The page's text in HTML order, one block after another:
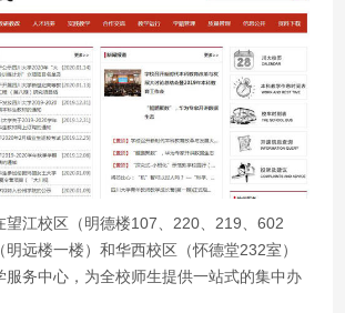
望江校区（明德楼107、220、219、602
远楼一楼）和华西校区（怀德堂232室）
服务中心，为全校师生提供一站式的集中办